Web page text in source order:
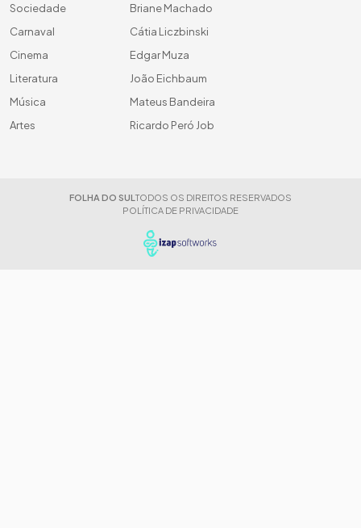
Sociedade
Carnaval
Cinema
Literatura
Música
Artes
Briane Machado
Cátia Liczbinski
Edgar Muza
João Eichbaum
Mateus Bandeira
Ricardo Peró Job
FOLHA DO SUL TODOS OS DIREITOS RESERVADOS
POLÍTICA DE PRIVACIDADE